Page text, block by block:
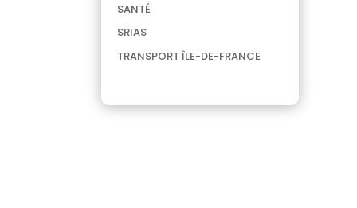
SANTÉ
SRIAS
TRANSPORT ÎLE-DE-FRANCE